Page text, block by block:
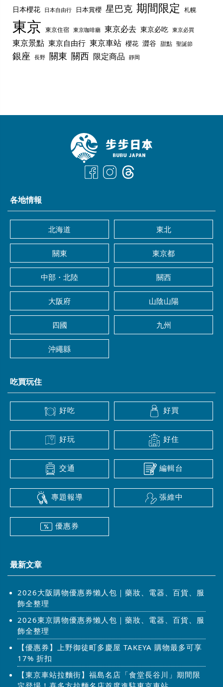
日本櫻花 日本自由行 日本賞櫻 星巴克 期間限定 札幌
東京 東京住宿 東京咖啡廳 東京必去 東京必吃 東京必買
東京景點 東京自由行 東京車站 櫻花 澀谷 甜點 聖誕節
銀座 長野 關東 關西 限定商品 靜岡
各地情報
北海道 東北
關東 東京都
中部・北陸 關西
大阪府 山陰山陽
四國 九州
沖繩縣
吃買玩住
好吃 好買
好玩 好住
交通 編輯台
專題報導 張維中
優惠券
最新文章
2026大阪購物優惠券懶人包｜藥妝、電器、百貨、服
飾全整理
2026東京購物優惠券懶人包｜藥妝、電器、百貨、服
飾全整理
【優惠券】上野御徒町多慶屋 TAKEYA 購物最多可享
17% 折扣
【東京車站拉麵街】福島名店「食堂長谷川」期間限